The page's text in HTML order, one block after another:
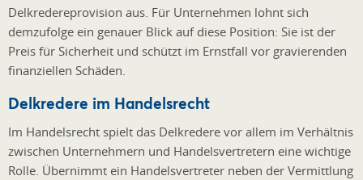
Delkredereprovision aus. Für Unternehmen lohnt sich
demzufolge ein genauer Blick auf diese Position: Sie ist der
Preis für Sicherheit und schützt im Ernstfall vor gravierenden
finanziellen Schäden.
Delkredere im Handelsrecht
Im Handelsrecht spielt das Delkredere vor allem im Verhältnis
zwischen Unternehmern und Handelsvertretern eine wichtige
Rolle. Übernimmt ein Handelsvertreter neben der Vermittlung